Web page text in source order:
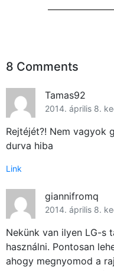
8 Comments
Tamas92
2014. április 8.
Rejtéjét?! Nem vagyok
durva hiba
Link
giannifromq
2014. április 8.
Nekünk van ilyen LG-s
használni. Pontosan
ahogy megnyomod a